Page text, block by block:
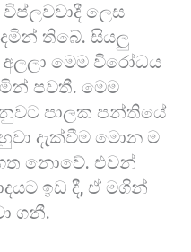
ලෙස
තිබේ. සියලු
මෙම විරෝධය
පවතී. මෙම
පාලක පන්තියේ
දැක්වීම මොන ම
නොවේ. එවන්
ඉඩ දී, ඒ මගින්
ගනී.